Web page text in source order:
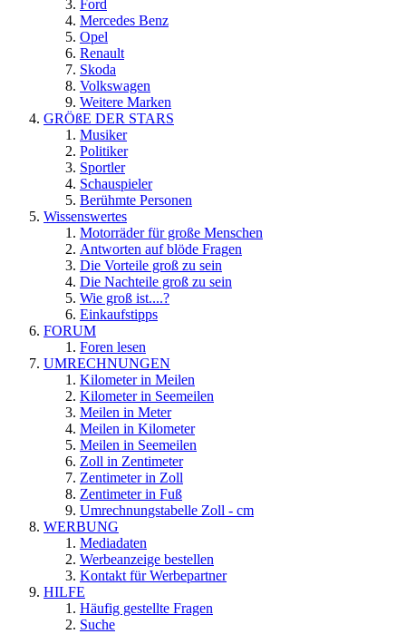
Ford
Mercedes Benz
Opel
Renault
Skoda
Volkswagen
Weitere Marken
GRÖßE DER STARS
Musiker
Politiker
Sportler
Schauspieler
Berühmte Personen
Wissenswertes
Motorräder für große Menschen
Antworten auf blöde Fragen
Die Vorteile groß zu sein
Die Nachteile groß zu sein
Wie groß ist....?
Einkaufstipps
FORUM
Foren lesen
UMRECHNUNGEN
Kilometer in Meilen
Kilometer in Seemeilen
Meilen in Meter
Meilen in Kilometer
Meilen in Seemeilen
Zoll in Zentimeter
Zentimeter in Zoll
Zentimeter in Fuß
Umrechnungstabelle Zoll - cm
WERBUNG
Mediadaten
Werbeanzeige bestellen
Kontakt für Werbepartner
HILFE
Häufig gestellte Fragen
Suche